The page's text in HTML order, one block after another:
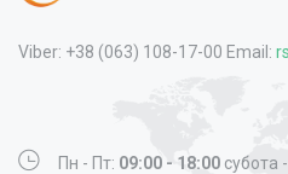
Viber: +38 (063) 108-17-00 Email:
Пн - Пт: 09:00 - 18:00 субота